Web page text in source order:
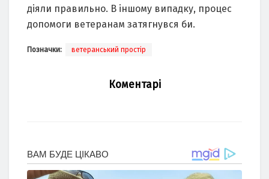
діяли правильно. В іншому випадку, процес
допомоги ветеранам затягнувся би.
Позначки: ветеранський простір
Коментарі